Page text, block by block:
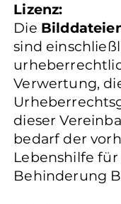
Lizenz:
Die
sind
Verwertung,
dieser
bedarf der
Lebenshilfe
Behinderung